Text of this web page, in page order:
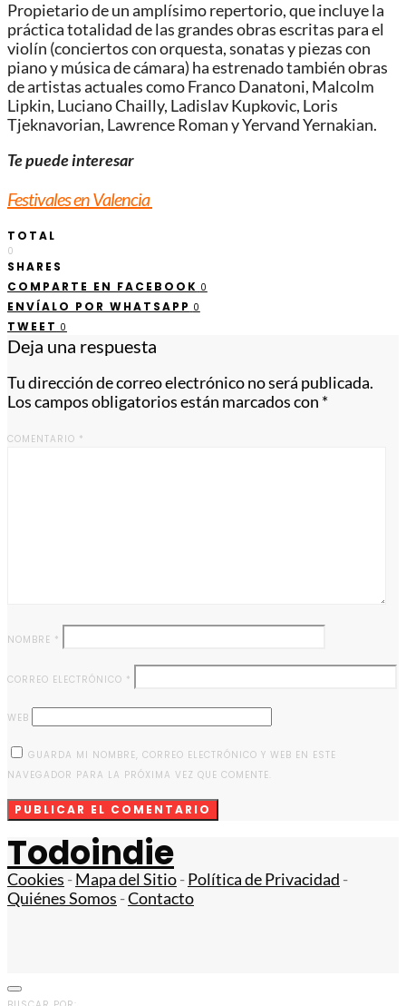
Propietario de un amplísimo repertorio, que incluye la
práctica totalidad de las grandes obras escritas para el
violín (conciertos con orquesta, sonatas y piezas con
piano y música de cámara) ha estrenado también obras
de artistas actuales como Franco Danatoni, Malcolm
Lipkin, Luciano Chailly, Ladislav Kupkovic, Loris
Tjeknavorian, Lawrence Roman y Yervand Yernakian.
Te puede interesar
Festivales en Valencia
TOTAL
0
SHARES
COMPARTE EN FACEBOOK 0
ENVÍALO POR WHATSAPP 0
TWEET 0
Deja una respuesta
Tu dirección de correo electrónico no será publicada.
Los campos obligatorios están marcados con *
COMENTARIO *
NOMBRE *
CORREO ELECTRÓNICO *
WEB
GUARDA MI NOMBRE, CORREO ELECTRÓNICO Y WEB EN ESTE
NAVEGADOR PARA LA PRÓXIMA VEZ QUE COMENTE.
Todoindie
Cookies -Mapa del Sitio-Política de Privacidad -
Quiénes Somos -Contacto